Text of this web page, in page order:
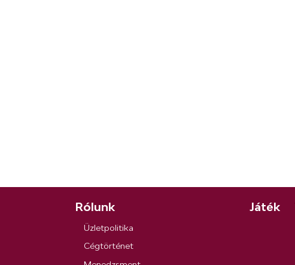
Rólunk
Üzletpolitika
Cégtörténet
Játék